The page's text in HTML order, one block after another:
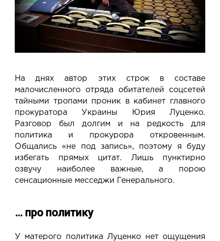
На днях автор этих строк в составе
малочисленного отряда обитателей соцсетей
тайными тропами проник в кабинет главного
прокуратора Украины Юрия Луценко.
Разговор был долгим и на редкость для
политика и прокурора откровенным.
Общались «не под запись», поэтому я буду
избегать прямых цитат. Лишь пунктирно
озвучу наиболее важные, а порою
сенсационные месседжи Генерального.
… про политику
У матерого политика Луценко нет ощущения